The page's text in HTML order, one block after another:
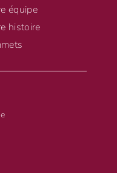
équipe
histoire